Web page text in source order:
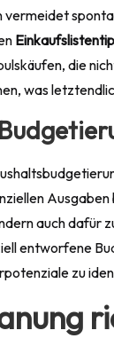
vermeidet
die
was
auch dafür
entworfene
zu